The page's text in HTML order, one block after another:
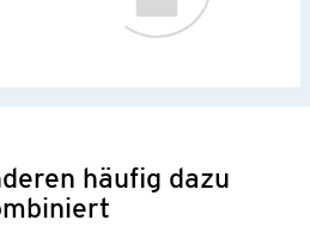
häufig dazu